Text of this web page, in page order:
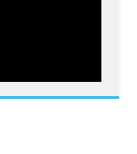
TRIỂN
CHỮA